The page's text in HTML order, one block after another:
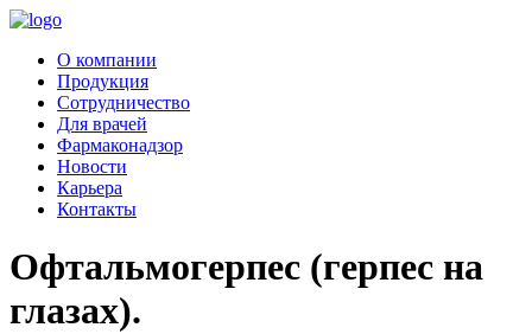
Перейти
содержимому
О компании
Продукция
Сотрудничество
Для врачей
Фармаконадзор
Новости
Карьера
Контакты
Офтальмогерпес (герпес на
глазах).